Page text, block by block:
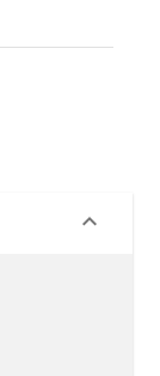
keyboard_arrow_down